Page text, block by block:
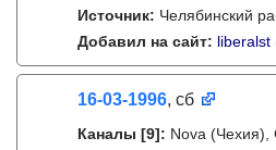
Источник: Челябинский
Добавил на сайт: liberalst
16-03-1996, сб
Каналы [9]: Nova (Чехия),